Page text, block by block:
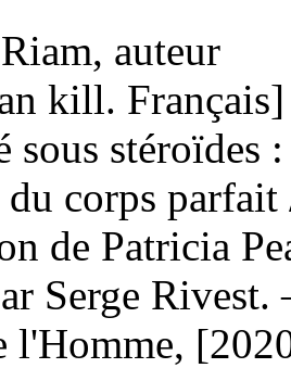
auteur
kill. Français]
sous stéroïdes
corps parfait
de Patricia
Serge
l'Homme,